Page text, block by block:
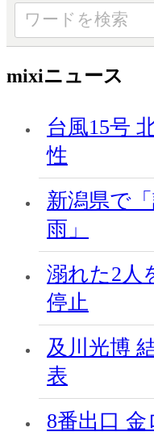
mixiニュース
台風15号
性
新潟県で
雨」
溺れた2人
停止
及川光博
表
8番出口